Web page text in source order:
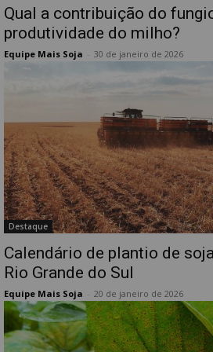
Qual a contribuição do
produtividade do milho?
Equipe Mais Soja 30 de janeiro de 2026
Destaque
Calendário de plantio de
Rio Grande do Sul
Equipe Mais Soja 20 de janeiro de 2026